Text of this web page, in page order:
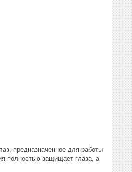
предназначенное для работы
полностью защищает глаза, а